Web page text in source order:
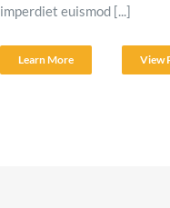
imperdiet euismod [...]
Learn More View